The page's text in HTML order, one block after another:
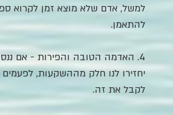
למשל, אדם שלא מוצא זמן לקרוא
להתאמן.
4. האדמה הטובה והפירות - אם
יחזירו לנו חלק מההשקעות,
לקבל את זה.